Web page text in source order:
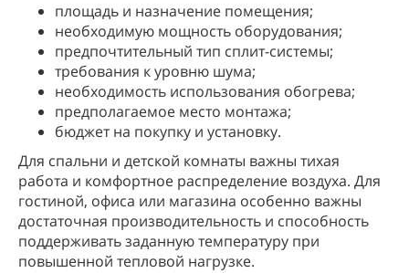
площадь и назначение помещения;
необходимую мощность оборудования;
предпочтительный тип сплит-системы;
требования к уровню шума;
необходимость использования обогрева;
предполагаемое место монтажа;
бюджет на покупку и установку.
Для спальни и детской комнаты важны тихая
работа и комфортное распределение воздуха. Для
гостиной, офиса или магазина особенно важны
достаточная производительность и способность
поддерживать заданную температуру при
повышенной тепловой нагрузке.